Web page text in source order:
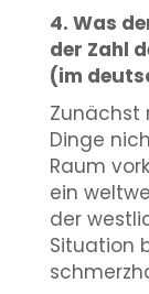
4. Was
der Zahl
(im
Zunächst
Dinge
Raum
ein
der
Situation